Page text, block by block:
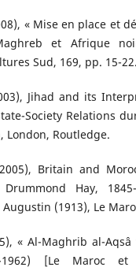
« Mise en place et
et Afrique
Sud, 169, pp. 15-22.
Jihad and its
Society Relations
London, Routledge.
Britain and
Hay,
(1913), Le
« Al-Maghrib al-
1962) [Le Maroc